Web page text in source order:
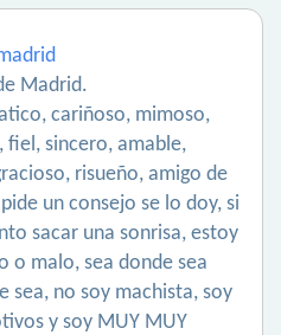
Madrid.
cariñoso, mimoso,
sincero, amable,
risueño, amigo de
un consejo se lo doy, si
sacar una sonrisa, estoy
o malo, sea donde sea
sea, no soy machista, soy
y soy MUY MUY